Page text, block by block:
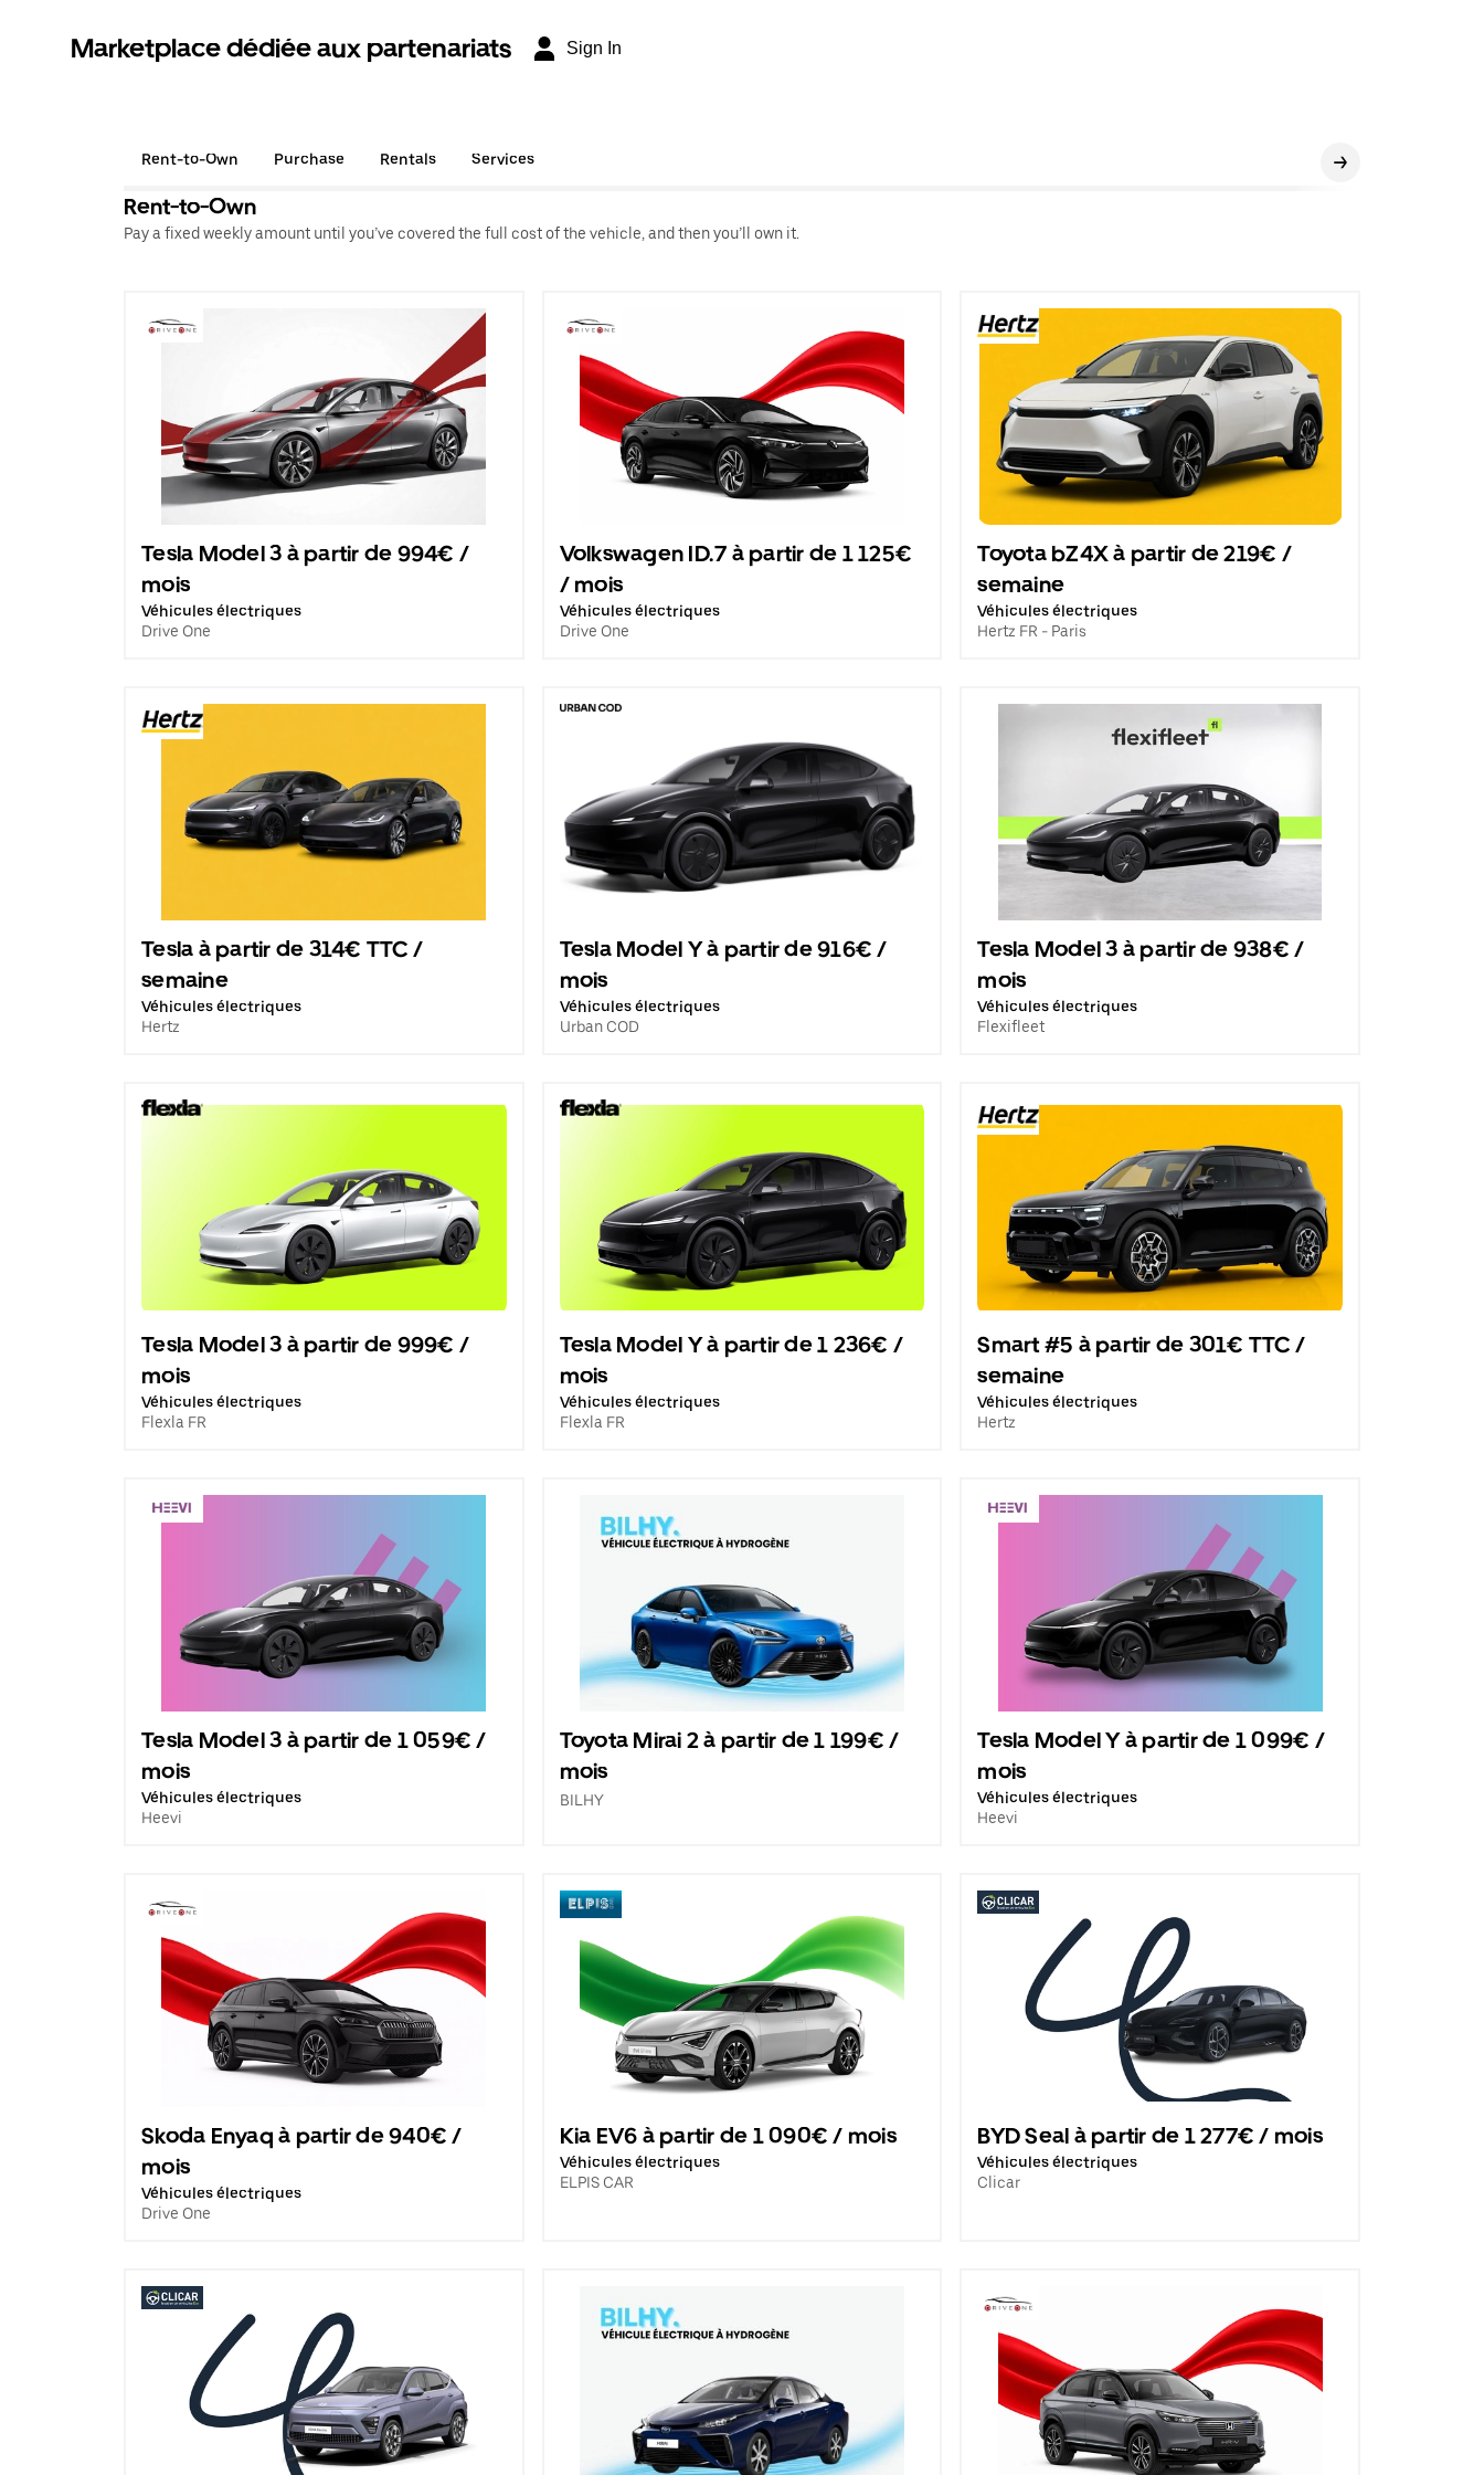
Marketplace dédiée aux partenariats Sign In
Rent-to-Own Purchase Rentals Services
Rent-to-Own
Pay a fixed weekly amount until you’ve covered the full cost of the vehicle, and then you’ll own it.
Tesla Model 3 à partir de 994€ /
mois
Véhicules électriques
Drive One
Volkswagen ID.7 à partir de 1 125€
/ mois
Véhicules électriques
Drive One
Toyota bZ4X à partir de 219€ /
semaine
Véhicules électriques
Hertz FR - Paris
Tesla à partir de 314€ TTC /
semaine
Véhicules électriques
Hertz
Tesla Model Y à partir de 916€ /
mois
Véhicules électriques
Urban COD
Tesla Model 3 à partir de 938€ /
mois
Véhicules électriques
Flexifleet
Tesla Model 3 à partir de 999€ /
mois
Véhicules électriques
Flexla FR
Tesla Model Y à partir de 1 236€ /
mois
Véhicules électriques
Flexla FR
Smart #5 à partir de 301€ TTC /
semaine
Véhicules électriques
Hertz
Tesla Model 3 à partir de 1 059€ /
mois
Véhicules électriques
Heevi
Toyota Mirai 2 à partir de 1 199€ /
mois
BILHY
Tesla Model Y à partir de 1 099€ /
mois
Véhicules électriques
Heevi
Skoda Enyaq à partir de 940€ /
mois
Véhicules électriques
Drive One
Kia EV6 à partir de 1 090€ / mois
Véhicules électriques
ELPIS CAR
BYD Seal à partir de 1 277€ / mois
Véhicules électriques
Clicar